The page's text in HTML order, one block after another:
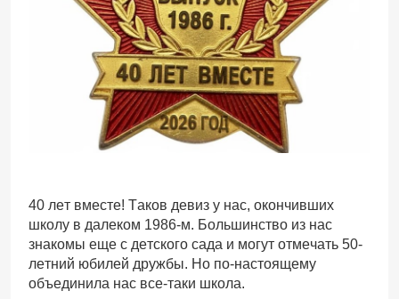
40 лет вместе! Таков девиз у нас, окончивших
школу в далеком 1986-м. Большинство из нас
знакомы еще с детского сада и могут отмечать 50-
летний юбилей дружбы. Но по-настоящему
объединила нас все-таки школа.